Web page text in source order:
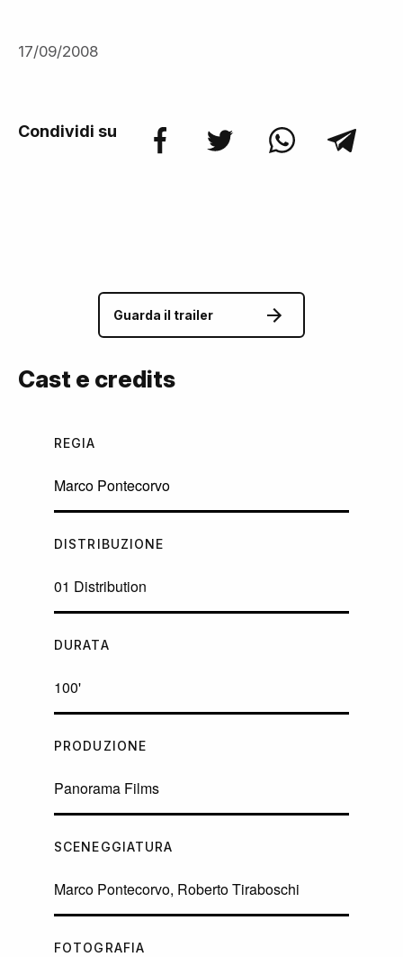
17/09/2008
Condividi su
Guarda il trailer
Cast e credits
REGIA
Marco Pontecorvo
DISTRIBUZIONE
01 Distribution
DURATA
100'
PRODUZIONE
Panorama Films
SCENEGGIATURA
Marco Pontecorvo, Roberto Tiraboschi
FOTOGRAFIA